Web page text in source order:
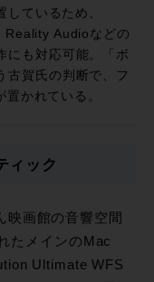
ているため、
Reality Audioなどの
にも対応可能。「ボ
古賀氏の判断で、フ
かれている。
ィック
映画館の音響空間
たメインのMac
Ultimate WFS